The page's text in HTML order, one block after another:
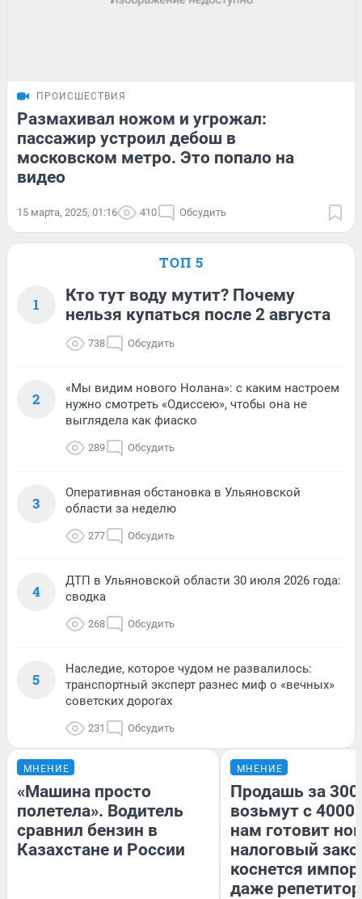
ПРОИСШЕСТВИЯ
Размахивал ножом и угрожал:
пассажир устроил дебош в
московском метро. Это попало на
видео
15 марта, 2025, 01:16 410 Обсудить
ТОП 5
1
Кто тут воду мутит? Почему
нельзя купаться после 2 августа
738 Обсудить
2
«Мы видим нового Нолана»: с каким настроем
нужно смотреть «Одиссею», чтобы она не
выглядела как фиаско
289 Обсудить
3
Оперативная обстановка в Ульяновской
области за неделю
277 Обсудить
4
ДТП в Ульяновской области 30 июля 2026 года:
сводка
268 Обсудить
5
Наследие, которое чудом не развалилось:
транспортный эксперт разнес миф о «вечных»
советских дорогах
231 Обсудить
МНЕНИЕ
«Машина просто
полетела». Водитель
сравнил бензин в
Казахстане и России
МНЕНИЕ
Продашь за
возьмут с
нам готовит
налоговый
коснется
даже